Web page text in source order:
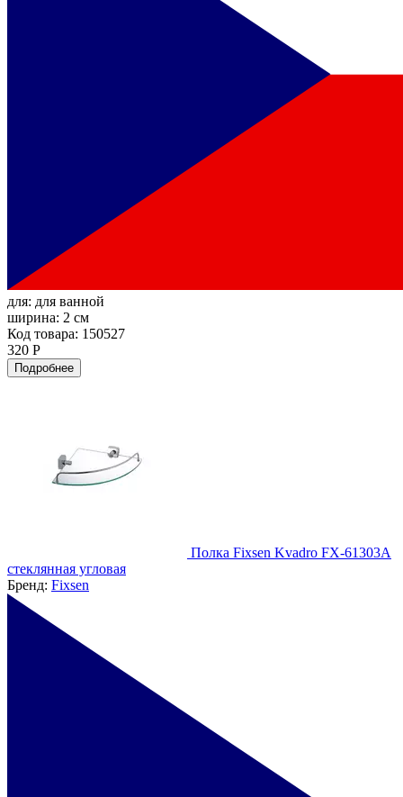
для: для ванной
ширина: 2 см
Код товара: 150527
320 Р
Подробнее
Полка Fixsen Kvadro FX-61303A
стеклянная угловая
Бренд: Fixsen